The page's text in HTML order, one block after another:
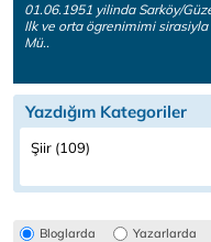
01.06.1951 yilinda Sarköy/
Ilk ve orta ögrenimimi
Mü..
Yazdığım Kategoriler
Şiir (109)
Bloglarda Yazarlarda